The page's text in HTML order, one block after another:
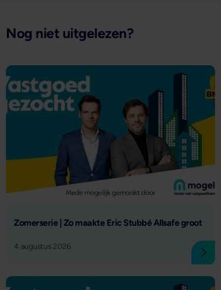
Nog niet uitgelezen?
Lees verder
Zomerserie | Zo maakte Eric Stubbé Allsafe groot
4 augustus 2026